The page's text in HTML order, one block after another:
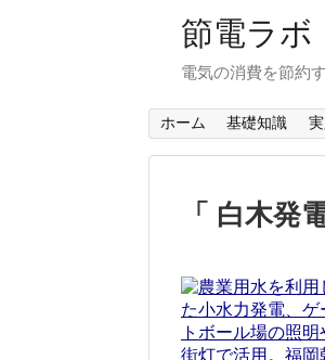
節電ラボ
電気の消費を節約
ホーム 基礎知識
「 白木発